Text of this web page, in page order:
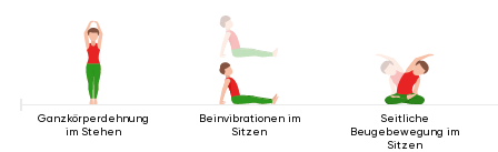
Ganzkörperdehnung
im Stehen
Beinvibrationen im
Sitzen
Seitliche
Beugebewegung im
Sitzen